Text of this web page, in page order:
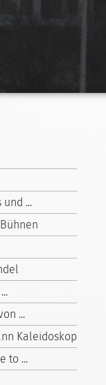
...
...
Kaleidoskop
to ...